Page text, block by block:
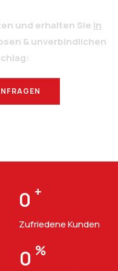
und erhalten Sie in
& unverbindlichen
0 +
Zufriedene Kunden
0 %